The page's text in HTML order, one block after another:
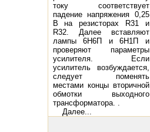
току соответствует
падение напряжения 0,25
В на резисторах R31 и
R32. Далее вставляют
лампы 6Н6П и 6Н1П и
проверяют параметры
усилителя. Если
усилитель возбуждается,
следует поменять
местами концы вторичной
обмотки выходного
трансформатора. .
Далее...